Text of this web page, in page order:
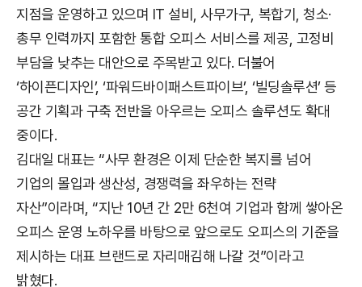
지점을 운영하고 있으며 IT 설비, 사무가구, 복합기, 청소·
총무 인력까지 포함한 통합 오피스 서비스를 제공, 고정비
부담을 낮추는 대안으로 주목받고 있다. 더불어
‘하이픈디자인’, ‘파워드바이패스트파이브’, ‘빌딩솔루션’ 등
공간 기획과 구축 전반을 아우르는 오피스 솔루션도 확대
중이다.
김대일 대표는 “사무 환경은 이제 단순한 복지를 넘어
기업의 몰입과 생산성, 경쟁력을 좌우하는 전략
자산”이라며, “지난 10년 간 2만 6천여 기업과 함께 쌓아온
오피스 운영 노하우를 바탕으로 앞으로도 오피스의 기준을
제시하는 대표 브랜드로 자리매김해 나갈 것”이라고
밝혔다.